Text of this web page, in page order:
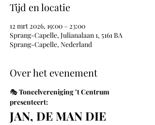
Tijd en locatie
12 mrt 2026, 19:00 – 23:00
Sprang-Capelle, Julianalaan 1, 5161 BA
Sprang-Capelle, Nederland
Over het evenement
🎭 Toneelvereniging ’t Centrum
presenteert:
JAN, DE MAN DIE